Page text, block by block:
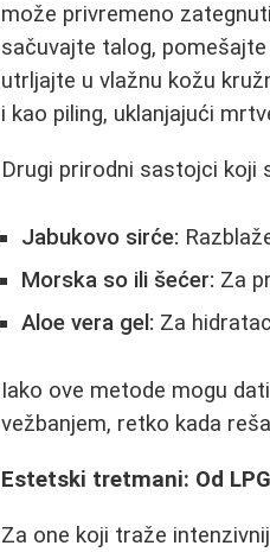
može privremeno
sačuvajte talog,
utrljajte u vlažnu kožu
i kao piling, uklanjajući
Drugi prirodni sastojci koji
Jabukovo sirće:
Morska so ili šećer: Za
Aloe vera gel: Za
Iako ove metode mogu
vežbanjem, retko kada
Estetski tretmani: Od
Za one koji traže